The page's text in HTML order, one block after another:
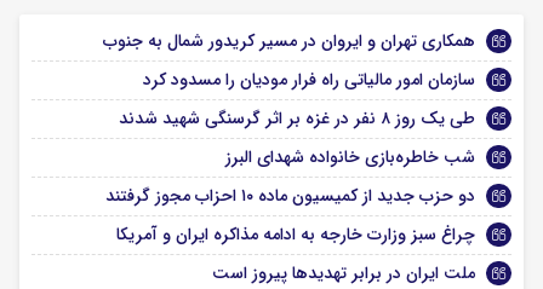
همکاری تهران و ایروان در مسیر کریدور شمال به جنوب
سازمان امور مالیاتی راه فرار مودیان را مسدود کرد
طی یک روز ۸ نفر در غزه بر اثر گرسنگی شهید شدند
شب خاطره‌بازی خانواده شهدای البرز
دو حزب جدید از کمیسیون ماده ۱۰ احزاب مجوز گرفتند
چراغ سبز وزارت خارجه به ادامه مذاکره ایران و آمریکا
ملت ایران در برابر تهدیدها پیروز است